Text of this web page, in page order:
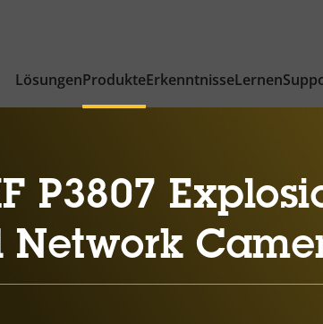
LösungenProdukteErkenntnisseLernen
P3807
Network